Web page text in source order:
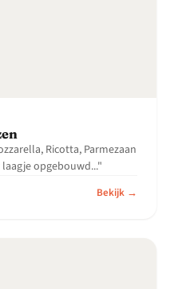
Ricotta, Parmezaan
opgebouwd..."
Bekijk →